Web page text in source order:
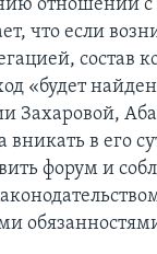
отношений с
что если
состав
«будет
Захаровой,
в его
форум и